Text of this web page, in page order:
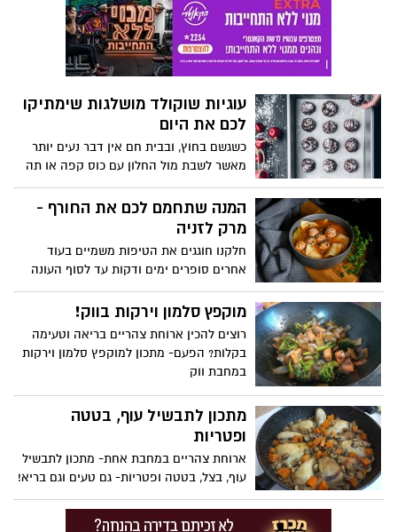
מלאה לביבות זהובות ומענגות על השולחן.
עוגיות שוקולד מושלגות שימתיקו
לכם את היום
כשגשם בחוץ, ובבית חם אין דבר נעים יותר
מאשר לשבת מול החלון עם כוס קפה או תה
חם ולהמתיק את החורף בקינוח מתוק ועשיר.
עם תחילת העונה הגשומה קבלו מתכון לקינוח
מושלם להגשה ליד התה: עוגיות שוקולד
מושלגות
המנה שתחמם לכם את החורף -
מרק לזניה
חלקנו חוגגים את הטיפות משמיים בעוד
אחרים סופרים ימים ודקות עד לסוף העונה
הגשומה. אבל כולנו נזכה במהלך החודשים
הקרובים לחזור מעט רטובים הביתה,
מנחם לכבוד פתיחת העונה הגשומה
מוקפץ סלמון וירקות בווק!
רוצים להכין ארוחת צהריים בריאה וטעימה
בקלות? הפעם- מתכון למוקפץ סלמון וירקות
במחבת ווק
מתכון לתבשיל עוף, בטטה
ופטריות
ארוחת צהריים במחבת אחת- מתכון לתבשיל
עוף, בצל, בטטה ופטריות- גם טעים וגם בריא!